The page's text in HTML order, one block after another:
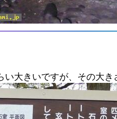
大きいですが、その大き